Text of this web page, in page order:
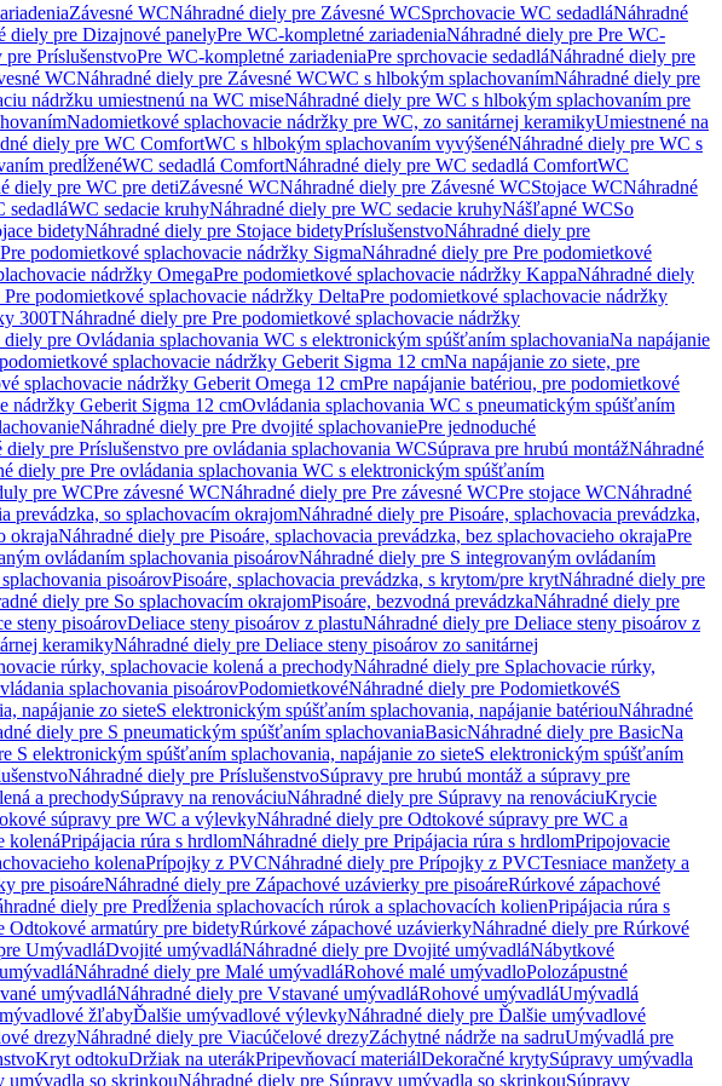
Závesné WCNáhradné diely pre Závesné WCSprchovacie WC sedadláNáhradné
diely pre Dizajnové panelyPre WC-kompletné zariadeniaNáhradné diely pre Pre WC-
PríslušenstvoPre WC-kompletné zariadeniaPre sprchovacie sedadláNáhradné diely pre
WCNáhradné diely pre Závesné WCWC s hlbokým splachovanímNáhradné diely pre
nádržku umiestnenú na WC miseNáhradné diely pre WC s hlbokým splachovaním pre
Nadomietkové splachovacie nádržky pre WC, zo sanitárnej keramikyUmiestnené na
diely pre WC ComfortWC s hlbokým splachovaním vyvýšenéNáhradné diely pre WC s
predĺženéWC sedadlá ComfortNáhradné diely pre WC sedadlá ComfortWC
diely pre WC pre detiZávesné WCNáhradné diely pre Závesné WCStojace WCNáhradné
sedadláWC sedacie kruhyNáhradné diely pre WC sedacie kruhyNášľapné WCSo
bidetyNáhradné diely pre Stojace bidetyPríslušenstvoNáhradné diely pre
Pre podomietkové splachovacie nádržky SigmaNáhradné diely pre Pre podomietkové
nádržky OmegaPre podomietkové splachovacie nádržky KappaNáhradné diely
podomietkové splachovacie nádržky DeltaPre podomietkové splachovacie nádržky
300TNáhradné diely pre Pre podomietkové splachovacie nádržky
diely pre Ovládania splachovania WC s elektronickým spúšťaním splachovaniaNa napájanie
splachovacie nádržky Geberit Sigma 12 cmNa napájanie zo siete, pre
splachovacie nádržky Geberit Omega 12 cmPre napájanie batériou, pre podomietkové
nádržky Geberit Sigma 12 cmOvládania splachovania WC s pneumatickým spúšťaním
Náhradné diely pre Pre dvojité splachovaniePre jednoduché
diely pre Príslušenstvo pre ovládania splachovania WCSúprava pre hrubú montážNáhradné
diely pre Pre ovládania splachovania WC s elektronickým spúšťaním
pre WCPre závesné WCNáhradné diely pre Pre závesné WCPre stojace WCNáhradné
prevádzka, so splachovacím okrajomNáhradné diely pre Pisoáre, splachovacia prevádzka,
okrajaNáhradné diely pre Pisoáre, splachovacia prevádzka, bez splachovacieho okrajaPre
ovládaním splachovania pisoárovNáhradné diely pre S integrovaným ovládaním
pisoárovPisoáre, splachovacia prevádzka, s krytom/pre krytNáhradné diely pre
diely pre So splachovacím okrajomPisoáre, bezvodná prevádzkaNáhradné diely pre
steny pisoárovDeliace steny pisoárov z plastuNáhradné diely pre Deliace steny pisoárov z
keramikyNáhradné diely pre Deliace steny pisoárov zo sanitárnej
rúrky, splachovacie kolená a prechodyNáhradné diely pre Splachovacie rúrky,
splachovania pisoárovPodomietkovéNáhradné diely pre PodomietkovéS
napájanie zo sieteS elektronickým spúšťaním splachovania, napájanie batériouNáhradné
diely pre S pneumatickým spúšťaním splachovaniaBasicNáhradné diely pre BasicNa
S elektronickým spúšťaním splachovania, napájanie zo sieteS elektronickým spúšťaním
Náhradné diely pre PríslušenstvoSúpravy pre hrubú montáž a súpravy pre
a prechodySúpravy na renováciuNáhradné diely pre Súpravy na renováciuKrycie
súpravy pre WC a výlevkyNáhradné diely pre Odtokové súpravy pre WC a
kolenáPripájacia rúra s hrdlomNáhradné diely pre Pripájacia rúra s hrdlomPripojovacie
kolenaPrípojky z PVCNáhradné diely pre Prípojky z PVCTesniace manžety a
pre pisoáreNáhradné diely pre Zápachové uzávierky pre pisoáreRúrkové zápachové
diely pre Predĺženia splachovacích rúrok a splachovacích kolienPripájacia rúra s
Odtokové armatúry pre bidetyRúrkové zápachové uzávierkyNáhradné diely pre Rúrkové
UmývadláDvojité umývadláNáhradné diely pre Dvojité umývadláNábytkové
Náhradné diely pre Malé umývadláRohové malé umývadloPolozápustné
umývadláNáhradné diely pre Vstavané umývadláRohové umývadláUmývadlá
žľabyĎalšie umývadlové výlevkyNáhradné diely pre Ďalšie umývadlové
drezyNáhradné diely pre Viacúčelové drezyZáchytné nádrže na sadruUmývadlá pre
Kryt odtokuDržiak na uterákPripevňovací materiálDekoračné krytySúpravy umývadla
umývadla so skrinkouNáhradné diely pre Súpravy umývadla so skrinkouSúpravy